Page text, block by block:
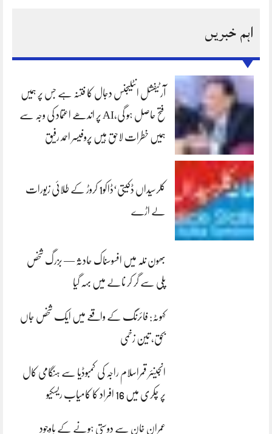
اہم خبریں
آرٹیفشل انٹلیجنس دجال کا فتنہ ہے جس پر ہمیں
فتح حاصل ہو گی،AI پر اندھے اعتماد کی وجہ سے
ہمیں خطرات لاحق ہیں پروفیسر احمد رفیق
کلرسیداں ڈکیتی‘ڈاکو1 کروڑ کے طلائی زیورات
لے اڑے
بھون نلہ میں افسوسناک حادثہ — بزرگ شخص
پلی سے گر کر نالے میں بہہ گیا
کہوٹہ: فائرنگ کے واقعے میں ایک شخص جاں
بحق، تین زخمی
انجینئر قمراسلام راجہ کی کمبوڈیا سے ہنگامی کال
پر چکری میں 16 افراد کا کامیاب ریسکیو
عمران خان سے دوستی ہونے کے باوجود